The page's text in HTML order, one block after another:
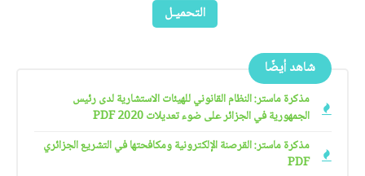
التحميـل
شاهد أيضًا
مذكرة ماستر: النظام القانوني للهيئات الاستشارية لدى رئيس
الجمهورية في الجزائر على ضوء تعديلات 2020 PDF
مذكرة ماستر: القرصنة الإلكترونية ومكافحتها في التشريع الجزائري
PDF